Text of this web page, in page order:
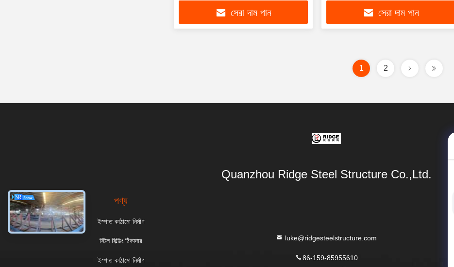
সেরা দাম পান সেরা দাম পান
1 2
Quanzhou Ridge Steel Structure Co.,Ltd.
পণ্য
ইস্পাত কাঠামো নির্মাণ
স্টিল বিল্ডিং ঠিকাদার
ইস্পাত কাঠামো নির্মাণ
luke@ridgesteelstructure.com
86-159-85955610